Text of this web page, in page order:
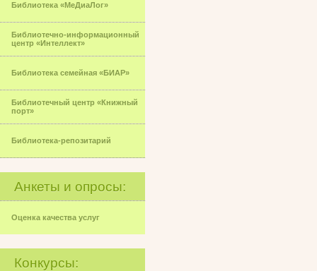
Библиотека «МеДиаЛог»
Библиотечно-информационный
центр «Интеллект»
Библиотека семейная «БИАР»
Библиотечный центр «Книжный
порт»
Библиотека-репозитарий
Анкеты и опросы:
Оценка качества услуг
Конкурсы: